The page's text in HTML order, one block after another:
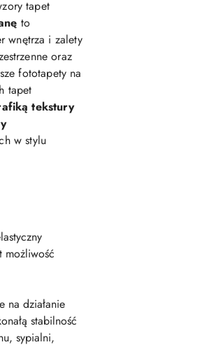
tapet
to
wnętrza i zalety
oraz
fototapety na
tapet
tekstury
w stylu
możliwość
na działanie
stabilność
sypialni,